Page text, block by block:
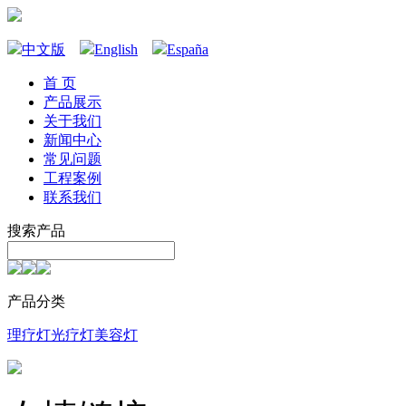
中文版 English España
首 页
产品展示
关于我们
新闻中心
常见问题
工程案例
联系我们
搜索产品
产品分类
理疗灯光疗灯美容灯